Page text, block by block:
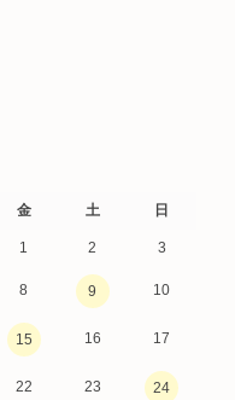
金 土 日
1 2 3
8 9 10
15 16 17
22 23 24